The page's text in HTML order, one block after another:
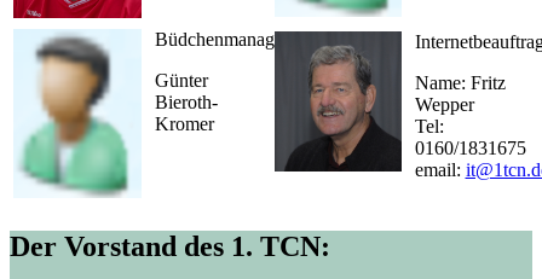
Büdchenmanager
Günter
Bieroth-
Kromer
Name: Fritz
Wepper
Tel:
0160/1831675
email:
Der Vorstand des 1. TCN: